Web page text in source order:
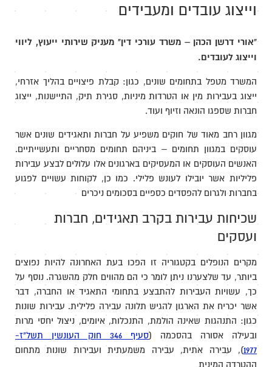
וייצוג עובדים ומעבידים
"אורי דרשן הכהן – משרד עורכי דין" מעניק שירותי ייעוץ, ליווי
וייצוג לעובדים.
המשרד מטפל בתחומים שונים, כגון: קבלת פיצויים בהליך אזרחי,
ייצוג בעבירות מין או הטרדות מיניות, סגירת תיק, התיישנות, ייצוג
חברות שספגו הונאה וזיוף ועוד.
מגוון רחב מאוד של חוקים משפיע על חברות ותאגידים שונים אשר
עוסקים במגוון תחומים – ביניהם תחומים מסחריים ותעשייתיים.
האנשים העוסקים או המעסיקים בארגונים אלו עלולים לבצע עבירות
פליליות אשר יובילו לעונש פלילי. כמו כן, לקוחות עשויים לפגוע
בחברות ולגרום להפסדים כספיים בסכומים ניכרים
שכיחות עבירות בקרב תאגידים, חברות
ועסקים
מקרים הנופלים בקטגוריה זו הפכו בעת האחרונה להיות נפוצים
ביותר, עד שלצערנו ניתן לומר כי הם מהווים חלק מהשגרה. נוסף על
כך, עשויות העבירות להתבצע בתחומי התאגיד או החברה, דבר
אשר יכריח את הארגון להגיש תלונה עבירה פלילית. עבירות שונות
כגון: התנהגות שאינה הולמת, התנכלות, איומים, ניצול יחסי מרות
ובעילה אסורה בהסכמה (
סעיף 346 חוק העונשין תשל"ז-
1977
),
עבירה אתית, עבירה משמעתית ועבירות שונות מתחום
ההטרדה המינית